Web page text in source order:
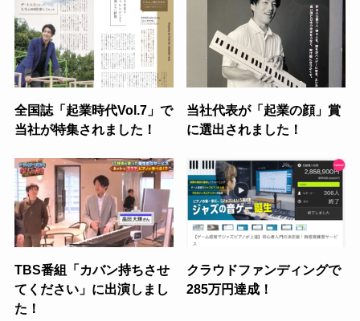
全国誌「起業時代Vol.7」で
当社が特集されました！
当社代表が「起業の顔」賞
に選出されました！
TBS番組「カバン持ちさせ
てください」に出演しまし
た！
クラウドファンディングで
285万円達成！